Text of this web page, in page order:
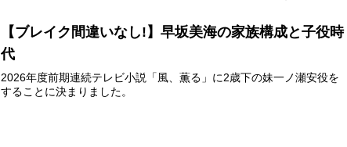
【ブレイク間違いなし!】早坂美海の家族構成と子役時
代
2026年度前期連続テレビ小説「風、薫る」に2歳下の妹一ノ瀬安役を
することに決まりました。